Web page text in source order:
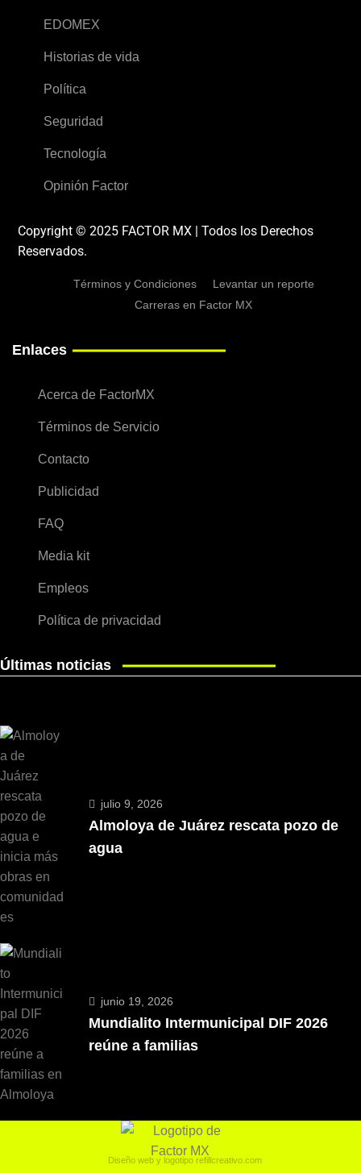
EDOMEX
Historias de vida
Política
Seguridad
Tecnología
Opinión Factor
Copyright © 2025 FACTOR MX | Todos los Derechos
Reservados.
Términos y Condiciones
Levantar un reporte
Carreras en Factor MX
Enlaces
Acerca de FactorMX
Términos de Servicio
Contacto
Publicidad
FAQ
Media kit
Empleos
Política de privacidad
Últimas noticias
julio 9, 2026
Almoloya de Juárez rescata pozo de
agua
junio 19, 2026
Mundialito Intermunicipal DIF 2026
reúne a familias
Diseño web y logotipo refillcreativo.com